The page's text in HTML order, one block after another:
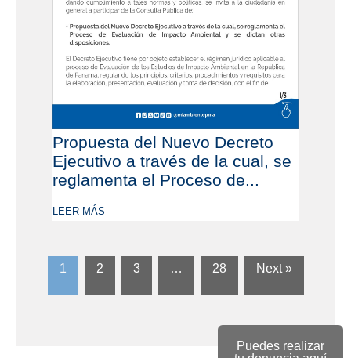
Puedes realizar
Propuesta del Nuevo Decreto
Ejecutivo a través de la cual, se
reglamenta el Proceso de...
LEER MÁS
1 2 3 … 28 Next »